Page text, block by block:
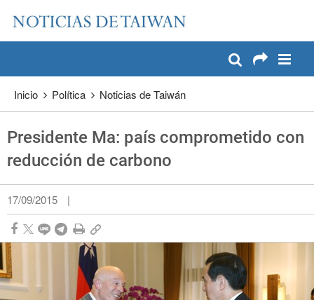
Pase a contenido principal
Inicio Política Noticias de Taiwán
Presidente Ma: país comprometido con
reducción de carbono
17/09/2015 |